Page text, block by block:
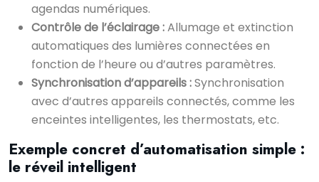
agendas numériques.
Contrôle de l’éclairage :Allumage et extinction
automatiques des lumières connectées en
fonction de l’heure ou d’autres paramètres.
Synchronisation d’appareils :Synchronisation
avec d’autres appareils connectés, comme les
enceintes intelligentes, les thermostats, etc.
Exemple concret d’automatisation simple :
le réveil intelligent